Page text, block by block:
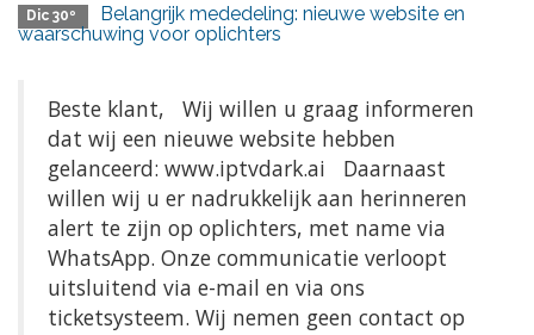
Dic 30º
Belangrijk mededeling: nieuwe website en
waarschuwing voor oplichters
Beste klant, Wij willen u graag informeren
dat wij een nieuwe website hebben
gelanceerd: www.iptvdark.ai Daarnaast
willen wij u er nadrukkelijk aan herinneren
alert te zijn op oplichters, met name via
WhatsApp. Onze communicatie verloopt
uitsluitend via e-mail en via ons
ticketsysteem. Wij nemen geen contact op